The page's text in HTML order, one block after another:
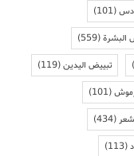
(101)
البشرة(559)
تبييض اليدين(119)
(101)
(434)
(113)